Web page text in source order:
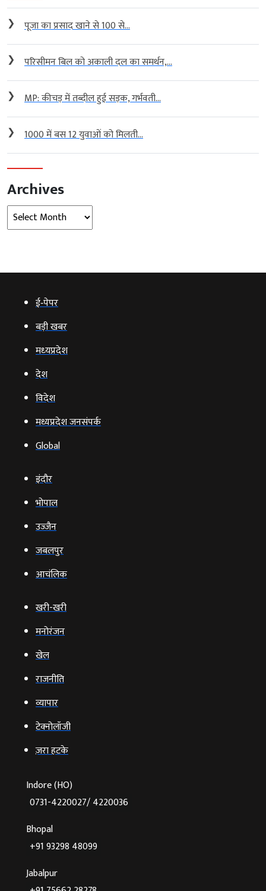
❯ पूजा का प्रसाद खाने से 100 से...
❯ परिसीमन बिल को अकाली दल का समर्थन,...
❯ MP: कीचड़ में तब्दील हुई सड़क, गर्भवती...
❯ 1000 में बस 12 युवाओं को मिलती...
Archives
Archives
ई‑पेपर
बड़ी खबर
मध्‍यप्रदेश
देश
विदेश
मध्यप्रदेश जनसंपर्क
Global
इंदौर
भोपाल
उज्‍जैन
जबलपुर
आचंलिक
खरी-खरी
मनोरंजन
खेल
राजनीति
व्‍यापार
टेक्‍नोलॉजी
ज़रा हटके
Indore (HO)
0731-4220027/ 4220036
Bhopal
+91 93298 48099
Jabalpur